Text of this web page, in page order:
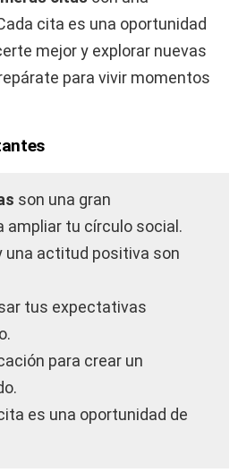
cita es una oportunidad
mejor y explorar nuevas
para vivir momentos
son una gran
ampliar tu círculo social.
una actitud positiva son
tus expectativas
para crear un
es una oportunidad de